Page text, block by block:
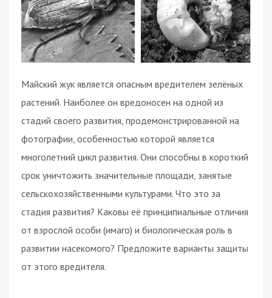
Майский жук является опасным вредителем зелёных
растений. Наиболее он вредоносен на одной из
стадий своего развития, продемонстрированной на
фотографии, особенностью которой является
многолетний цикл развития. Они способны в короткий
срок уничтожить значительные площади, занятые
сельскохозяйственными культурами. Что это за
стадия развития? Каковы её принципиальные отличия
от взрослой особи (имаго) и биологическая роль в
развитии насекомого? Предложите варианты защиты
от этого вредителя.